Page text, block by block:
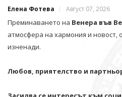
Елена Фотева Август 07, 2026
Преминаването на Венера във
атмосфера на хармония и
изненади.
Любов, приятелство и